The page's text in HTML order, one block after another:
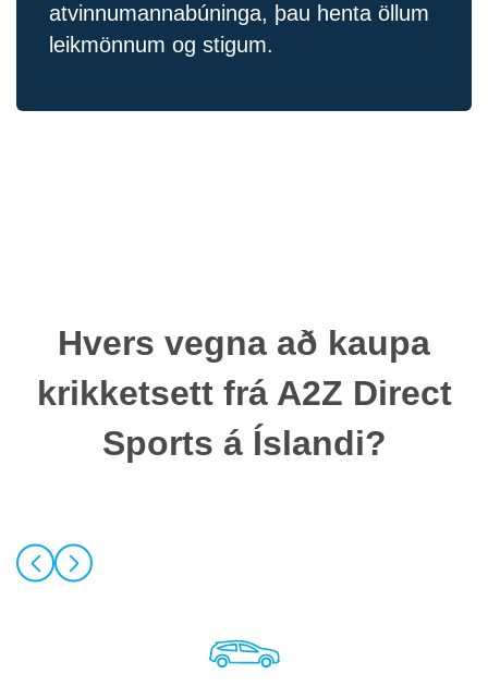
atvinnumannabúninga, þau henta öllum
leikmönnum og stigum.
Hvers vegna að kaupa
krikketsett frá A2Z Direct
Sports á Íslandi?